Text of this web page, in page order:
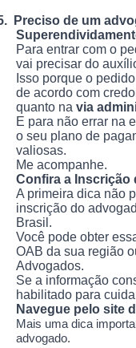
Preciso de um
Para entrar com o
vai precisar do
Isso porque o
de acordo com
quanto na via
E para não errar na
o seu plano de
valiosas.
Me acompanhe.
Confira a Inscrição
A primeira dica não
inscrição do
Brasil.
Você pode obter
OAB da sua região
Advogados.
Se a informação
habilitado para
Navegue pelo site
Mais uma dica
advogado.